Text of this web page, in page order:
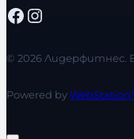
Facebook Instagram
© 2026 Лидерфитнес.
Powered by